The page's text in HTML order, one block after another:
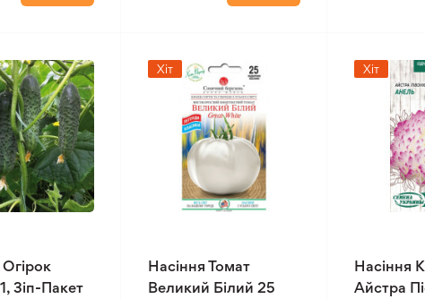
Зіп-Пакет
Хіт
Насіння Томат
Великий Білий 25
Хіт
Насіння
Айстра